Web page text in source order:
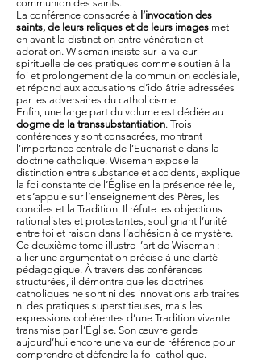
communion des saints.
La conférence consacrée à l’invocation des
saints, de leurs reliques et de leurs images met
en avant la distinction entre vénération et
adoration. Wiseman insiste sur la valeur
spirituelle de ces pratiques comme soutien à la
foi et prolongement de la communion ecclésiale,
et répond aux accusations d’idolâtrie adressées
par les adversaires du catholicisme.
Enfin, une large part du volume est dédiée au
dogme de la transsubstantiation. Trois
conférences y sont consacrées, montrant
l’importance centrale de l’Eucharistie dans la
doctrine catholique. Wiseman expose la
distinction entre substance et accidents, explique
la foi constante de l’Église en la présence réelle,
et s’appuie sur l’enseignement des Pères, les
conciles et la Tradition. Il réfute les objections
rationalistes et protestantes, soulignant l’unité
entre foi et raison dans l’adhésion à ce mystère.
Ce deuxième tome illustre l’art de Wiseman :
allier une argumentation précise à une clarté
pédagogique. À travers des conférences
structurées, il démontre que les doctrines
catholiques ne sont ni des innovations arbitraires
ni des pratiques superstitieuses, mais les
expressions cohérentes d’une Tradition vivante
transmise par l’Église. Son œuvre garde
aujourd’hui encore une valeur de référence pour
comprendre et défendre la foi catholique.